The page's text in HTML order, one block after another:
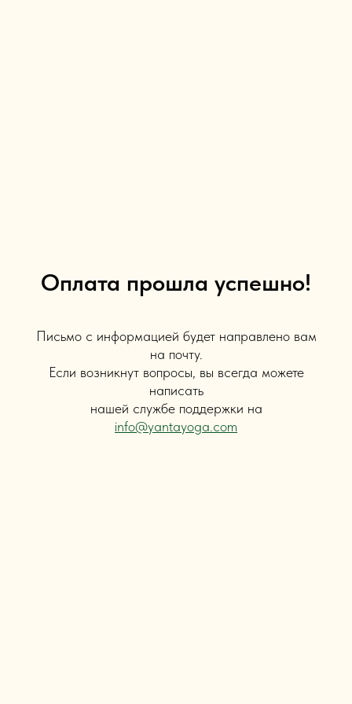
Оплата прошла успешно!
Письмо с информацией будет направлено вам
на почту.
Если возникнут вопросы, вы всегда можете
написать
нашей службе поддержки на
info@yantayoga.com